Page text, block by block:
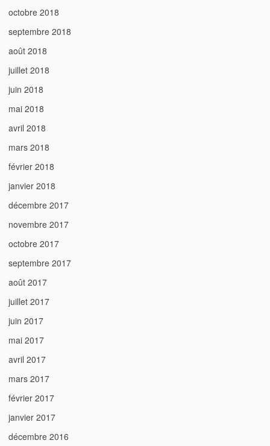
octobre 2018
septembre 2018
août 2018
juillet 2018
juin 2018
mai 2018
avril 2018
mars 2018
février 2018
janvier 2018
décembre 2017
novembre 2017
octobre 2017
septembre 2017
août 2017
juillet 2017
juin 2017
mai 2017
avril 2017
mars 2017
février 2017
janvier 2017
décembre 2016